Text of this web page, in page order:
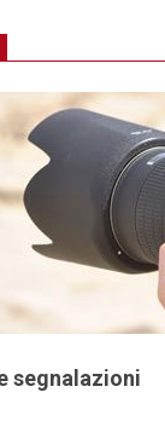
segnalazioni